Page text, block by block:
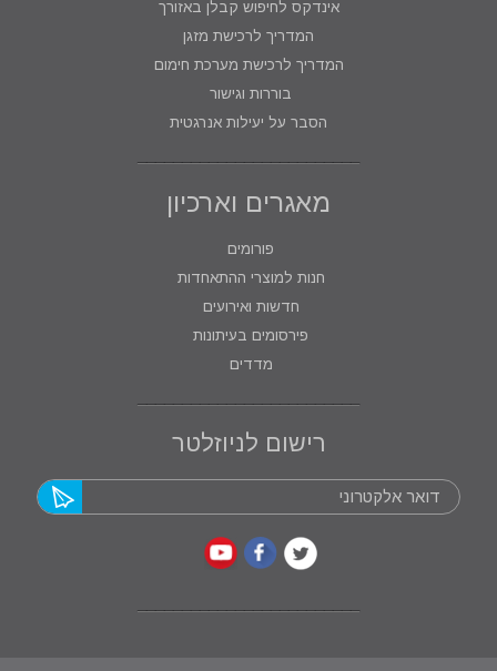
אינדקס לחיפוש קבלן באזורך
המדריך לרכישת מזגן
המדריך לרכישת מערכת חימום
בוררות וגישור
הסבר על יעילות אנרגטית
מאגרים וארכיון
פורומים
חנות למוצרי ההתאחדות
חדשות ואירועים
פירסומים בעיתונות
מדדים
רישום לניוזלטר